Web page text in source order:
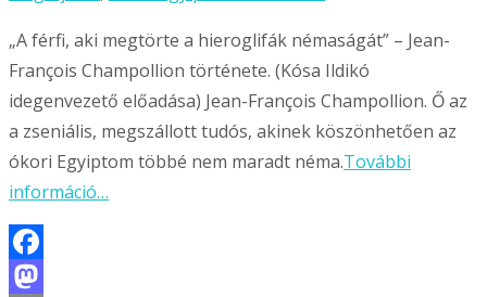
„A férfi, aki megtörte a hieroglifák némaságát” – Jean-
François Champollion története. (Kósa Ildikó
idegenvezető előadása) Jean-François Champollion. Ő az
a zseniális, megszállott tudós, akinek köszönhetően az
ókori Egyiptom többé nem maradt néma.További
információ…
Facebook